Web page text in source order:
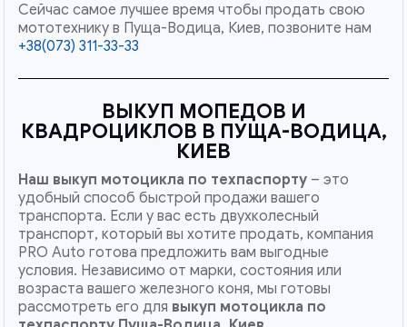
Сейчас самое лучшее время чтобы продать свою
мототехнику в Пуща-Водица, Киев, позвоните нам
+38(073) 311-33-33
ВЫКУП МОПЕДОВ И
КВАДРОЦИКЛОВ В ПУЩА-ВОДИЦА,
КИЕВ
Наш выкуп мотоцикла по техпаспорту – это
удобный способ быстрой продажи вашего
транспорта. Если у вас есть двухколесный
транспорт, который вы хотите продать, компания
PRO Auto готова предложить вам выгодные
условия. Независимо от марки, состояния или
возраста вашего железного коня, мы готовы
рассмотреть его для выкуп мотоцикла по